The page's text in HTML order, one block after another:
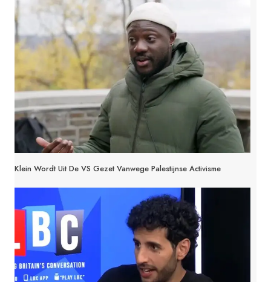
Klein Wordt Uit De VS Gezet Vanwege Palestijnse Activisme